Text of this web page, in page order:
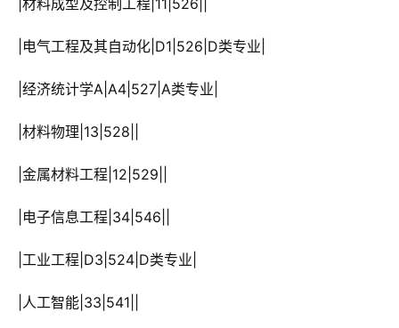
|材料成型及控制工程|11|526||
|电气工程及其自动化|D1|526|D类专业|
|经济统计学A|A4|527|A类专业|
|材料物理|13|528||
|金属材料工程|12|529||
|电子信息工程|34|546||
|工业工程|D3|524|D类专业|
|人工智能|33|541||